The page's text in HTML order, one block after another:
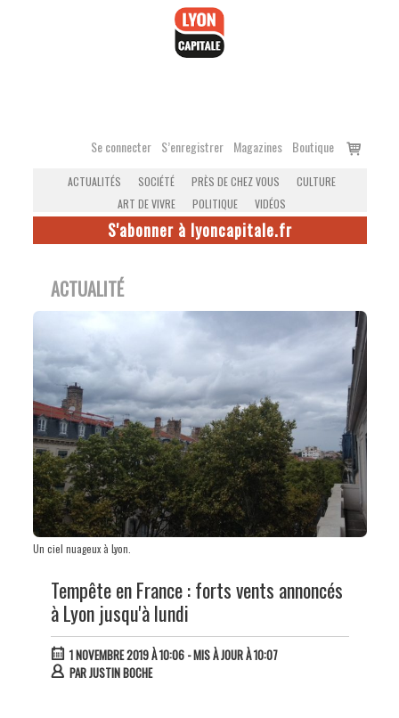
Se connecter S’enregistrer Magazines Boutique
Voir
ACTUALITÉS SOCIÉTÉ PRÈS DE CHEZ VOUS
CULTURE
ART DE VIVRE
POLITIQUE VIDÉOS
S'abonner à lyoncapitale.fr
ACTUALITÉ
Un ciel nuageux à Lyon.
Tempête en France : forts vents annoncés
à Lyon jusqu'à lundi
1 NOVEMBRE 2019 À 10:06- MIS À JOUR À 10:07
PARJUSTIN BOCHE